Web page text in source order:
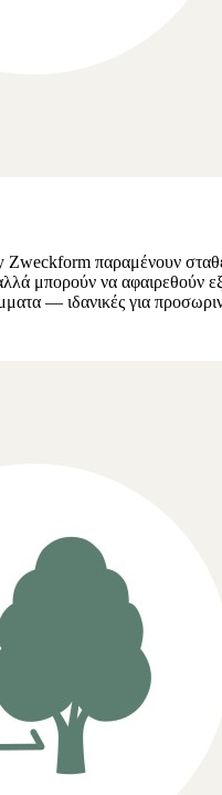
Zweckform παραμένουν
μπορούν να αφαιρεθούν
— ιδανικές για